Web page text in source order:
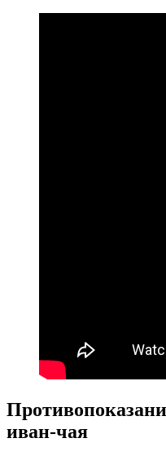
иван-чая